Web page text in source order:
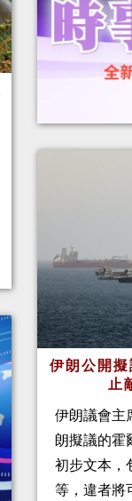
伊朗公開
止
伊朗議會主
朗擬議的霍
初步文本，
等，違者將